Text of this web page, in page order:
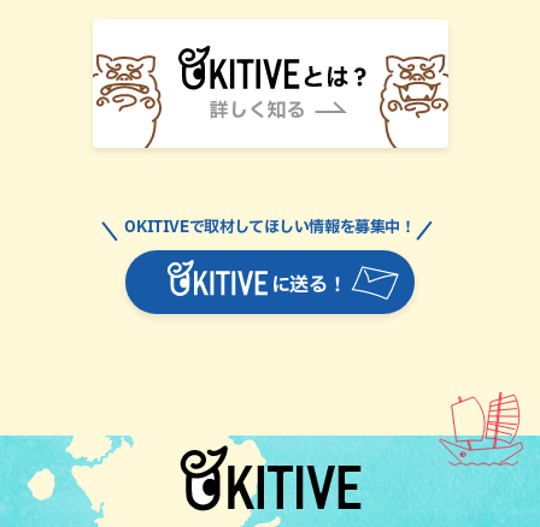
に送る！
OKITIVEで取材してほしい情報を募集中！